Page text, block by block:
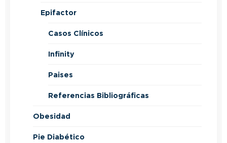
Epifactor
Casos Clínicos
Infinity
Paises
Referencias Bibliográficas
Obesidad
Pie Diabético